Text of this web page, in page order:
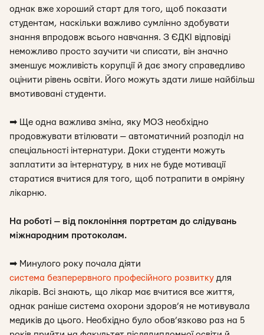
однак вже хороший старт для того, щоб показати
студентам, наскільки важливо сумлінно здобувати
знання впродовж всього навчання. З ЄДКІ відповіді
неможливо просто заучити чи списати, він значно
зменшує можливість корупції й дає змогу справедливо
оцінити рівень освіти. Його можуть здати лише найбільш
вмотивовані студенти.
➡ Ще одна важлива зміна, яку МОЗ необхідно
продовжувати втілювати — автоматичний розподіл на
спеціальності інтернатури. Доки студенти можуть
заплатити за інтернатуру, в них не буде мотивації
старатися вчитися для того, щоб потрапити в омріяну
лікарню.
На роботі — від поклоніння портретам до слідувань
міжнародним протоколам.
➡ Минулого року почала діяти
система безперервного професійного розвитку для
лікарів. Всі знають, що лікар має вчитися все життя,
однак раніше система охорони здоров’я не мотивувала
медиків до цього. Необхідно було обов’язково раз на 5